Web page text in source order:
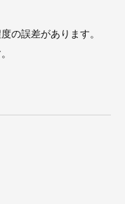
の誤差があります。